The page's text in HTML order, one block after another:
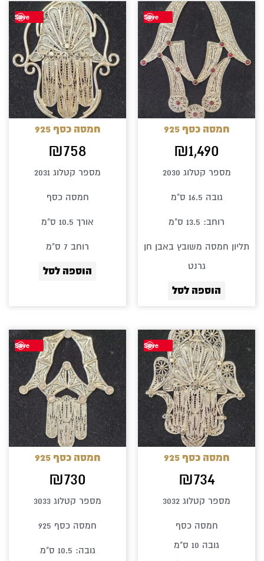
Save
חמסה כסף 925
₪1,490
מספר קטלוג 2030
גובה 16.5 ס"מ
רוחב: 13.5 ס"מ
תליון חמסה משובץ באבן חן
גרנט
הוספה לסל
Save
חמסה כסף 925
₪758
מספר קטלוג 2031
חמסה כסף
אורך 10.5 ס"מ
רוחב 7 ס"מ
הוספה לסל
Save
חמסה כסף 925
₪734
מספר קטלוג 3032
חמסה כסף
גובה 10 ס"מ
Save
חמסה כסף 925
₪730
מספר קטלוג 3033
חמסה כסף 925
גובה: 10.5 ס"מ